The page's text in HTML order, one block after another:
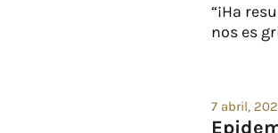
“¡Ha
nos es
7 abril,